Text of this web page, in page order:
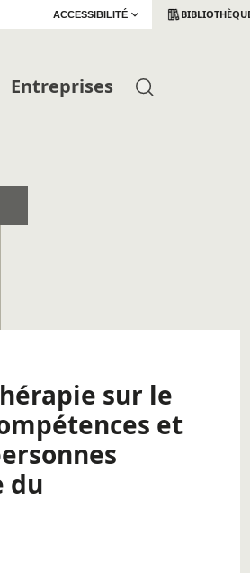
ACCESSIBILITÉ
Entreprises
sur le
et
du